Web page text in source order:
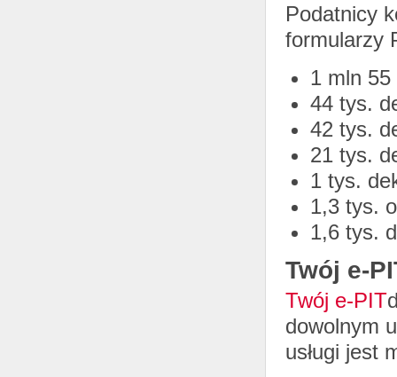
Podatnicy
formularzy
1 mln
44 tys.
42 tys.
21 tys.
1 tys.
1,3 tys.
1,6 tys.
Twój e-
Twój e-PIT
dowolnym
usługi jest